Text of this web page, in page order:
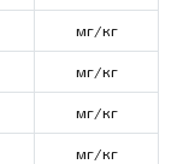
мг/кг
мг/кг
мг/кг
мг/кг